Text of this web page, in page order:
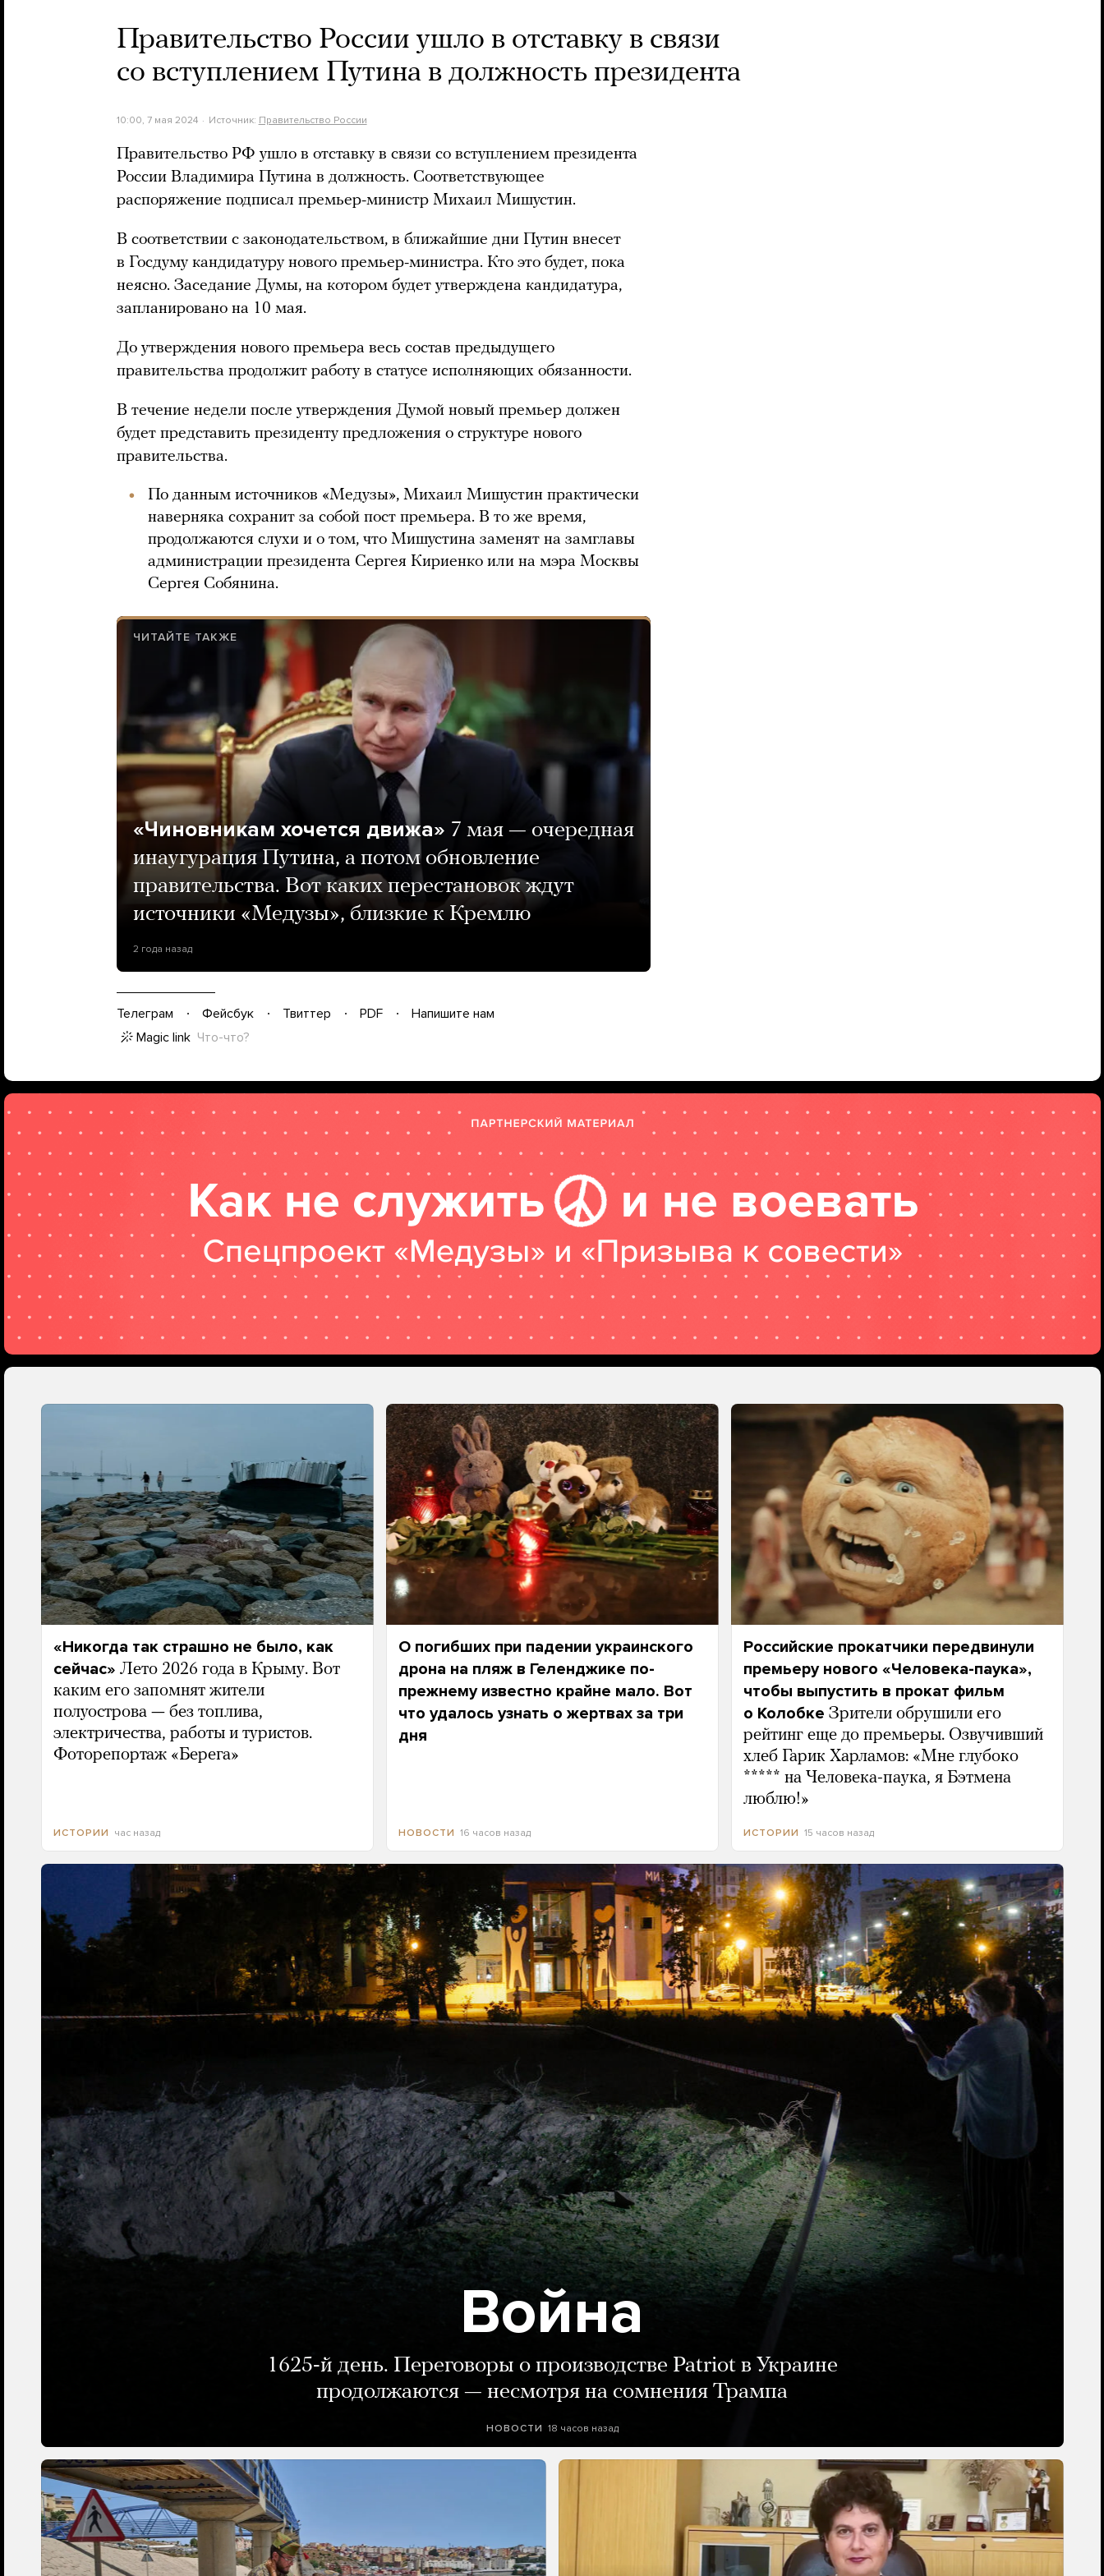
Правительство России ушло в отставку в связи
со вступлением Путина в должность президента
10:00, 7 мая 2024 Источник: Правительство России
Правительство РФ ушло в отставку в связи со вступлением президента
России Владимира Путина в должность. Соответствующее
распоряжение подписал премьер-министр Михаил Мишустин.
В соответствии с законодательством, в ближайшие дни Путин внесет
в Госдуму кандидатуру нового премьер-министра. Кто это будет, пока
неясно. Заседание Думы, на котором будет утверждена кандидатура,
запланировано на 10 мая.
До утверждения нового премьера весь состав предыдущего
правительства продолжит работу в статусе исполняющих обязанности.
В течение недели после утверждения Думой новый премьер должен
будет представить президенту предложения о структуре нового
правительства.
По данным источников «Медузы», Михаил Мишустин практически
наверняка сохранит за собой пост премьера. В то же время,
продолжаются слухи и о том, что Мишустина заменят на замглавы
администрации президента Сергея Кириенко или на мэра Москвы
Сергея Собянина.
ЧИТАЙТЕ ТАКЖЕ
«Чиновникам хочется движа» 7 мая — очередная
инаугурация Путина, а потом обновление
правительства. Вот каких перестановок ждут
источники «Медузы», близкие к Кремлю
2 года назад
Телеграм Фейсбук Твиттер PDF
Напишите нам
Magic link Что-что?
«Никогда так страшно не было, как
сейчас» Лето 2026 года в Крыму. Вот
каким его запомнят жители
полуострова — без топлива,
электричества, работы и туристов.
Фоторепортаж «Берега»
ИСТОРИИ час назад
О погибших при падении украинского
дрона на пляж в Геленджике по-
прежнему известно крайне мало. Вот
что удалось узнать о жертвах за три
дня
НОВОСТИ 16 часов назад
Российские прокатчики передвинули
премьеру нового «Человека-паука»,
чтобы выпустить в прокат фильм
о Колобке Зрители обрушили его
рейтинг еще до премьеры. Озвучивший
хлеб Гарик Харламов: «Мне глубоко
***** на Человека-паука, я Бэтмена
люблю!»
ИСТОРИИ 15 часов назад
Война
1625-й день. Переговоры о производстве Patriot в Украине
продолжаются — несмотря на сомнения Трампа
НОВОСТИ 18 часов назад